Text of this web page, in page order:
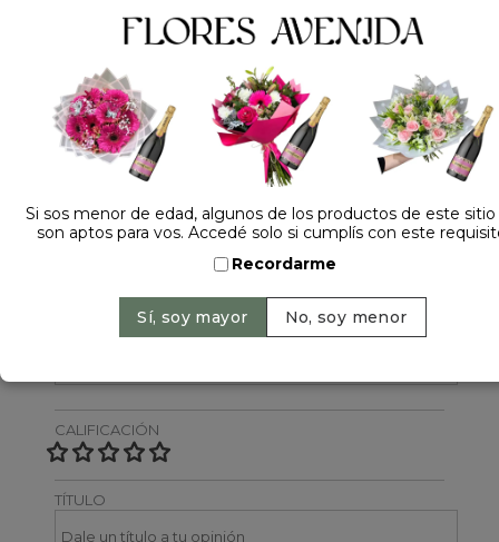
Dejá tu opinión
NOMBRE
CALIFICACIÓN
TÍTULO
Si sos menor de edad, algunos de los productos de este
son aptos para vos. Accedé solo si cumplís con este
Recordarme